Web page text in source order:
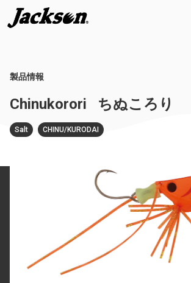
製品情報
Chinukorori ちぬころり
Salt CHINU/KURODAI